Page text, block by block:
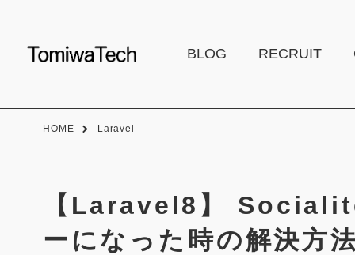
BLOG RECRUIT
HOME Laravel
【Laravel8】
ーになった時の解決方